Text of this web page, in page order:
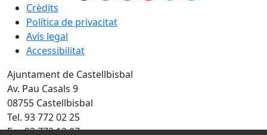
Crèdits
Política de privacitat
Avís legal
Accessibilitat
Ajuntament de Castellbisbal
Av. Pau Casals 9
08755 Castellbisbal
Tel. 93 772 02 25
Fax 93 772 13 07